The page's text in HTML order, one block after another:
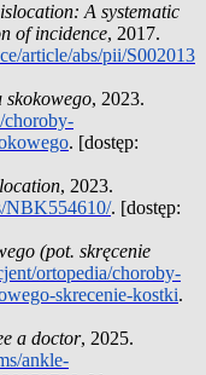
A systematic
of incidence, 2017.
article/abs/pii/S002013
skokowego, 2023.
choroby-
. [dostęp:
, 2023.
NBK554610/. [dostęp:
(pot. skręcenie
ortopedia/choroby-
skrecenie-kostki.
a doctor, 2025.
ankle-